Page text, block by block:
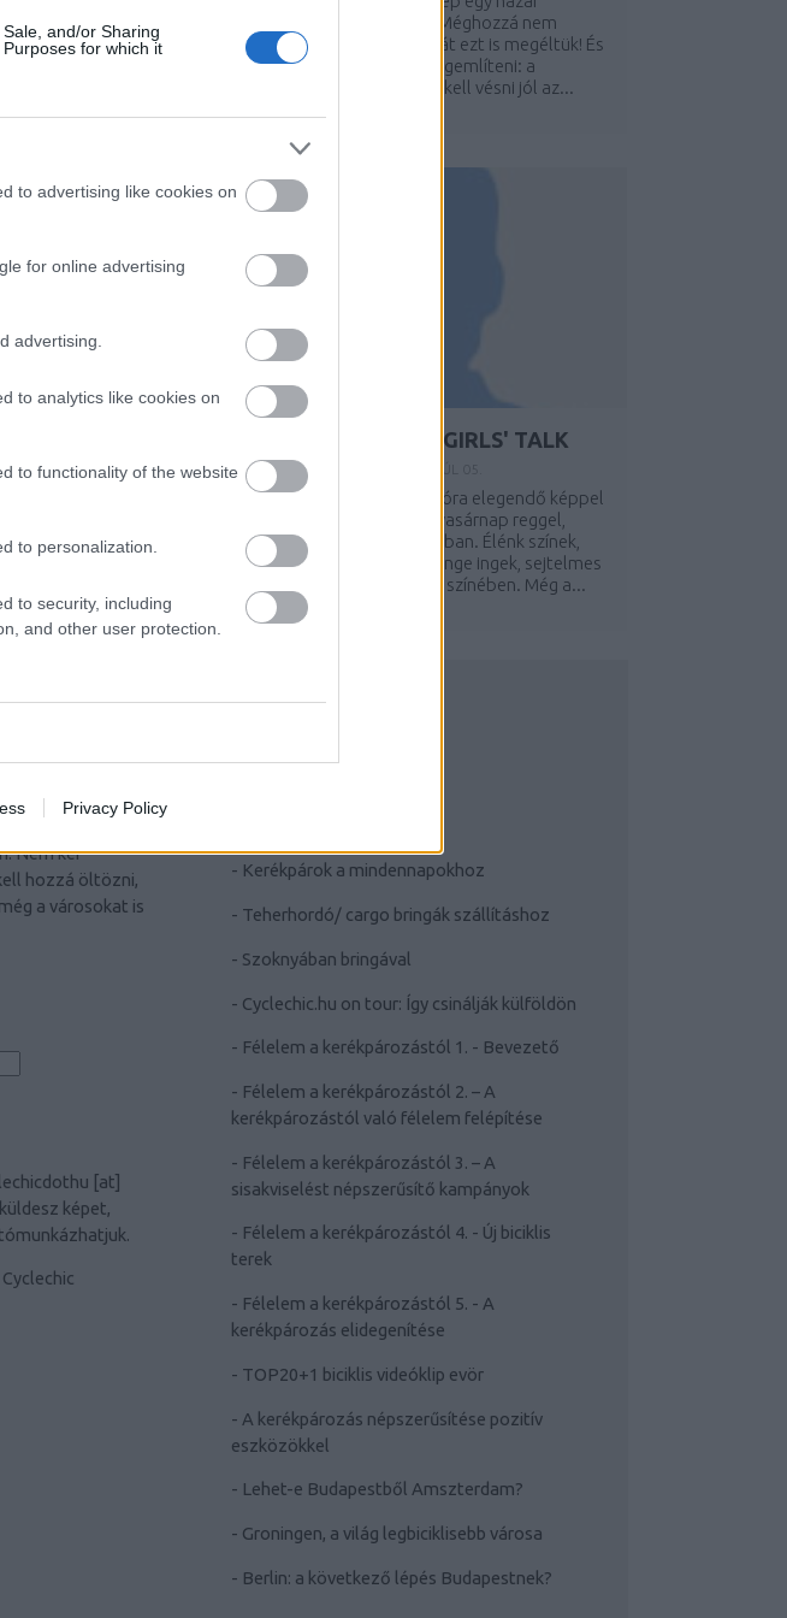
and/or Sharing
for which it
to advertising like cookies on
for online advertising
advertising.
to analytics like cookies on
to functionality of the website
to personalization.
to security, including
and other user protection.
Privacy Policy
Agyness Deyn a
stílusmagazin 82. oldala. Méghozzá nem
másról, mint a BAM-ról. Hát ezt is megéltük! És
persze nem felejtjük el megemlíteni: a
holnapot (szombatot) be kell vésni jól az...
26.
itt egy kép
biciklis
LÁNYOS BESZÉD // GIRLS' TALK
BY: LACITTA (TÖRÖLT)
Már majdnem egy kollekcióra elegendő képpel
kedveskedünk nektek így vasárnap reggel,
ismét duplaposzt formájában. Élénk színek,
szívmelengető napfény, lenge ingek, sejtelmes
ruhák a szivárvány minden színében. Még a...
Nem kér
hozzá öltözni,
a városokat is
[at]
képet,
- Kerékpárok a mindennapokhoz
- Teherhordó/ cargo bringák szállításhoz
- Szoknyában bringával
- Cyclechic.hu on tour: Így csinálják külföldön
- Félelem a kerékpározástól 1. - Bevezető
- Félelem a kerékpározástól 2. – A
kerékpározástól való félelem felépítése
- Félelem a kerékpározástól 3. – A
sisakviselést népszerűsítő kampányok
- Félelem a kerékpározástól 4. - Új biciklis
terek
- Félelem a kerékpározástól 5. - A
kerékpározás elidegenítése
- TOP20+1 biciklis videóklip evör
- A kerékpározás népszerűsítése pozitív
eszközökkel
- Lehet-e Budapestből Amszterdam?
- Groningen, a világ legbiciklisebb városa
- Berlin: a következő lépés Budapestnek?